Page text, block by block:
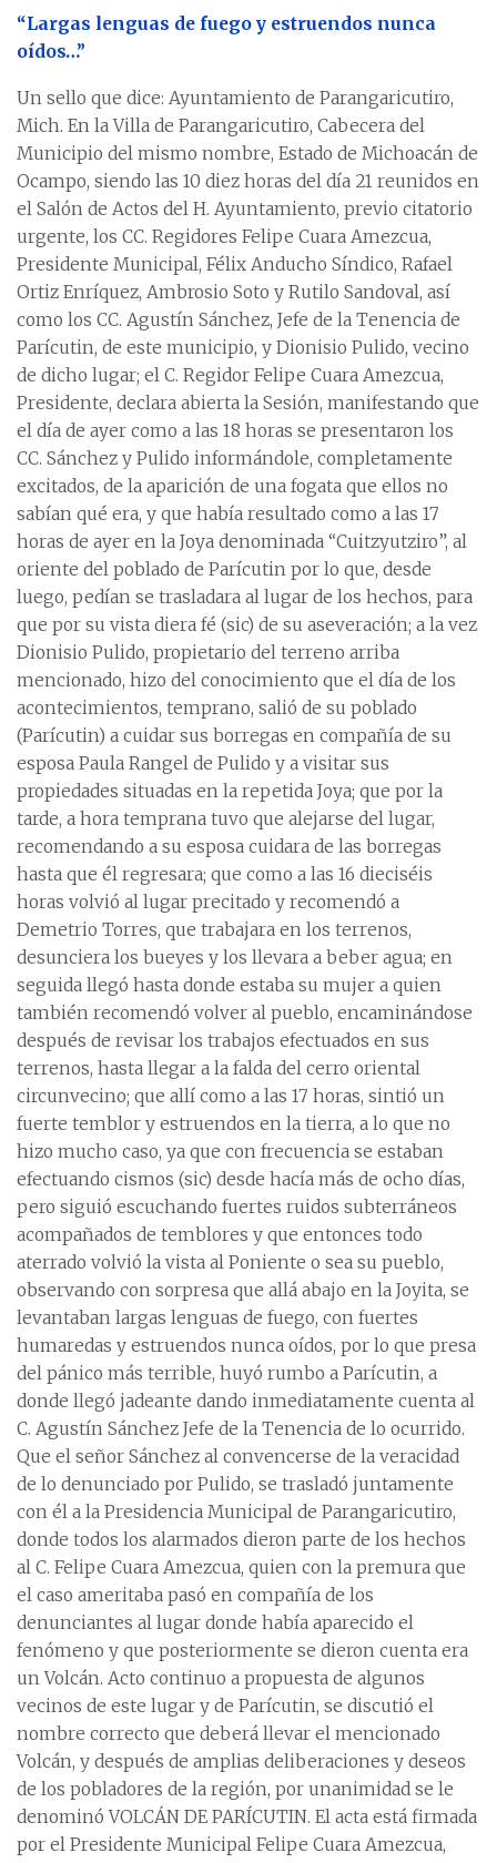
“Largas lenguas de fuego y estruendos nunca
oídos…”
Un sello que dice: Ayuntamiento de Parangaricutiro,
Mich. En la Villa de Parangaricutiro, Cabecera del
Municipio del mismo nombre, Estado de Michoacán de
Ocampo, siendo las 10 diez horas del día 21 reunidos en
el Salón de Actos del H. Ayuntamiento, previo citatorio
urgente, los CC. Regidores Felipe Cuara Amezcua,
Presidente Municipal, Félix Anducho Síndico, Rafael
Ortiz Enríquez, Ambrosio Soto y Rutilo Sandoval, así
como los CC. Agustín Sánchez, Jefe de la Tenencia de
Parícutin, de este municipio, y Dionisio Pulido, vecino
de dicho lugar; el C. Regidor Felipe Cuara Amezcua,
Presidente, declara abierta la Sesión, manifestando que
el día de ayer como a las 18 horas se presentaron los
CC. Sánchez y Pulido informándole, completamente
excitados, de la aparición de una fogata que ellos no
sabían qué era, y que había resultado como a las 17
horas de ayer en la Joya denominada “Cuitzyutziro”, al
oriente del poblado de Parícutin por lo que, desde
luego, pedían se trasladara al lugar de los hechos, para
que por su vista diera fé (sic) de su aseveración; a la vez
Dionisio Pulido, propietario del terreno arriba
mencionado, hizo del conocimiento que el día de los
acontecimientos, temprano, salió de su poblado
(Parícutin) a cuidar sus borregas en compañía de su
esposa Paula Rangel de Pulido y a visitar sus
propiedades situadas en la repetida Joya; que por la
tarde, a hora temprana tuvo que alejarse del lugar,
recomendando a su esposa cuidara de las borregas
hasta que él regresara; que como a las 16 dieciséis
horas volvió al lugar precitado y recomendó a
Demetrio Torres, que trabajara en los terrenos,
desunciera los bueyes y los llevara a beber agua; en
seguida llegó hasta donde estaba su mujer a quien
también recomendó volver al pueblo, encaminándose
después de revisar los trabajos efectuados en sus
terrenos, hasta llegar a la falda del cerro oriental
circunvecino; que allí como a las 17 horas, sintió un
fuerte temblor y estruendos en la tierra, a lo que no
hizo mucho caso, ya que con frecuencia se estaban
efectuando cismos (sic) desde hacía más de ocho días,
pero siguió escuchando fuertes ruidos subterráneos
acompañados de temblores y que entonces todo
aterrado volvió la vista al Poniente o sea su pueblo,
observando con sorpresa que allá abajo en la Joyita, se
levantaban largas lenguas de fuego, con fuertes
humaredas y estruendos nunca oídos, por lo que presa
del pánico más terrible, huyó rumbo a Parícutin, a
donde llegó jadeante dando inmediatamente cuenta al
C. Agustín Sánchez Jefe de la Tenencia de lo ocurrido.
Que el señor Sánchez al convencerse de la veracidad
de lo denunciado por Pulido, se trasladó juntamente
con él a la Presidencia Municipal de Parangaricutiro,
donde todos los alarmados dieron parte de los hechos
al C. Felipe Cuara Amezcua, quien con la premura que
el caso ameritaba pasó en compañía de los
denunciantes al lugar donde había aparecido el
fenómeno y que posteriormente se dieron cuenta era
un Volcán. Acto continuo a propuesta de algunos
vecinos de este lugar y de Parícutin, se discutió el
nombre correcto que deberá llevar el mencionado
Volcán, y después de amplias deliberaciones y deseos
de los pobladores de la región, por unanimidad se le
denominó VOLCÁN DE PARÍCUTIN. El acta está firmada
por el Presidente Municipal Felipe Cuara Amezcua,